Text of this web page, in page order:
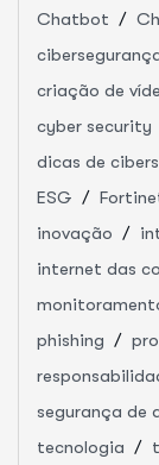
Chatbot
criação de
cyber security
dicas de
ESG
inovação
internet das
phishing
segurança de
tecnologia